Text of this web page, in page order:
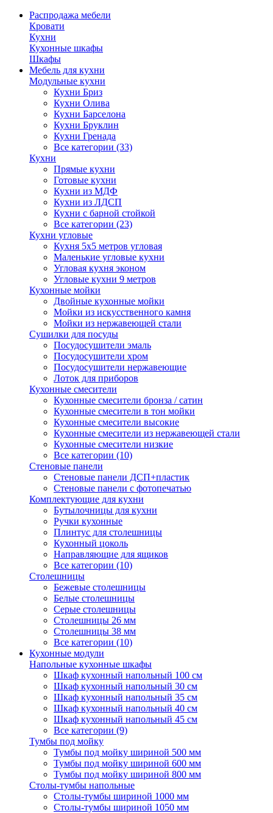
Распродажа мебели
Кровати
Кухни
Кухонные шкафы
Шкафы
Мебель для кухни
Модульные кухни
Кухни Бриз
Кухни Олива
Кухни Барселона
Кухни Бруклин
Кухни Гренада
Все категории (33)
Кухни
Прямые кухни
Готовые кухни
Кухни из МДФ
Кухни из ЛДСП
Кухни с барной стойкой
Все категории (23)
Кухни угловые
Кухня 5х5 метров угловая
Маленькие угловые кухни
Угловая кухня эконом
Угловые кухни 9 метров
Кухонные мойки
Двойные кухонные мойки
Мойки из искусственного камня
Мойки из нержавеющей стали
Сушилки для посуды
Посудосушители эмаль
Посудосушители хром
Посудосушители нержавеющие
Лоток для приборов
Кухонные смесители
Кухонные смесители бронза / сатин
Кухонные смесители в тон мойки
Кухонные смесители высокие
Кухонные смесители из нержавеющей стали
Кухонные смесители низкие
Все категории (10)
Стеновые панели
Стеновые панели ДСП+пластик
Стеновые панели с фотопечатью
Комплектующие для кухни
Бутылочницы для кухни
Ручки кухонные
Плинтус для столешницы
Кухонный цоколь
Направляющие для ящиков
Все категории (10)
Столешницы
Бежевые столешницы
Белые столешницы
Серые столешницы
Столешницы 26 мм
Столешницы 38 мм
Все категории (10)
Кухонные модули
Напольные кухонные шкафы
Шкаф кухонный напольный 100 см
Шкаф кухонный напольный 30 см
Шкаф кухонный напольный 35 см
Шкаф кухонный напольный 40 см
Шкаф кухонный напольный 45 см
Все категории (9)
Тумбы под мойку
Тумбы под мойку шириной 500 мм
Тумбы под мойку шириной 600 мм
Тумбы под мойку шириной 800 мм
Столы-тумбы напольные
Столы-тумбы шириной 1000 мм
Столы-тумбы шириной 1050 мм